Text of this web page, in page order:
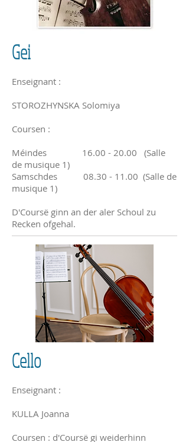
Gei
Enseignant :
STOROZHYNSKA Solomiya
Coursen :
Méindes 16.00 - 20.00 (Salle
de musique 1)
Samschdes 08.30 - 11.00 (Salle de
musique 1)
D'Coursë ginn an der aler Schoul zu
Recken ofgehal.
Cello
Enseignant :
​KULLA Joanna
Coursen : d'Coursë gi weiderhinn